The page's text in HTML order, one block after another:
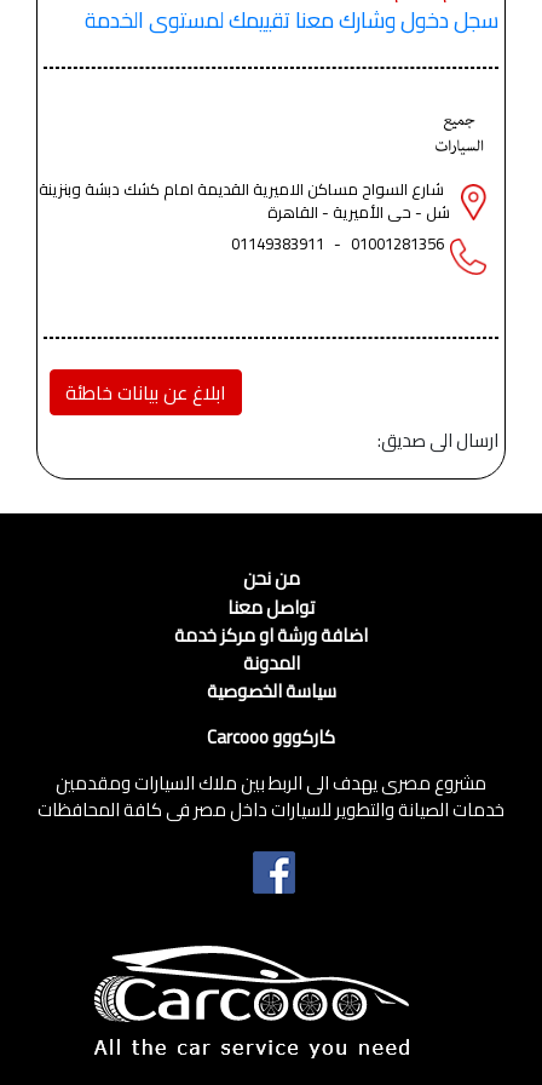
سجل دخول وشارك معنا تقييمك لمستوى الخدمة
شارع السواح مساكن الاميرية القديمة امام كشك دبشة وبنزينة
شل - حى الأميرية - القاهرة
01001281356
-
01149383911
ابلاغ عن بيانات خاطئة
ارسال الى صديق:
من نحن
تواصل معنا
اضافة ورشة او مركز خدمة
المدونة
سياسة الخصوصية
كاركووو Carcooo
مشروع مصرى يهدف الى الربط بين ملاك السيارات ومقدمين
خدمات الصيانة والتطوير للسيارات داخل مصر فى كافة المحافظات